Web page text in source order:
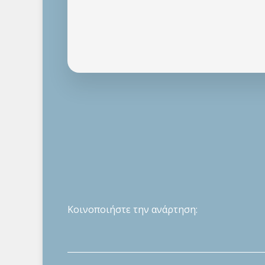
Κοινοποιήστε την ανάρτηση: